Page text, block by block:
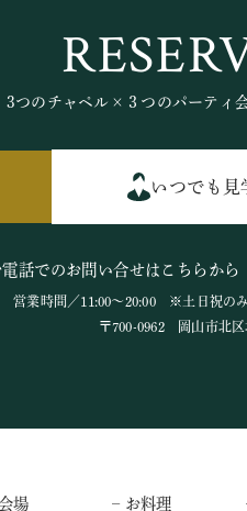
3つのチャペル×３つのパーティ
いつでも見
電話でのお問い合せはこちらから
営業時間／11:00～20:00 ※土日祝の
〒700-0962 岡山市北区
場 – お料理